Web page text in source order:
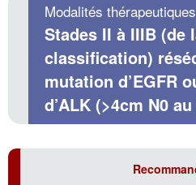
Modalités thérapeutiques
Stades II à IIIB (de
classification)
mutation d’EGFR
d’ALK (>4cm N0